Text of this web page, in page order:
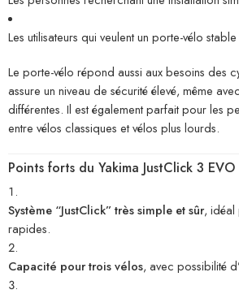
Les utilisateurs qui veulent un porte-vélo
Le porte-vélo répond aussi aux besoins des
assure un niveau de sécurité élevé, même
différentes. Il est également parfait pour les
entre vélos classiques et vélos plus lourds.
Points forts du Yakima JustClick 3 EVO
Système “JustClick” très simple et sûr, idéal
rapides.
Capacité pour trois vélos, avec possibilité